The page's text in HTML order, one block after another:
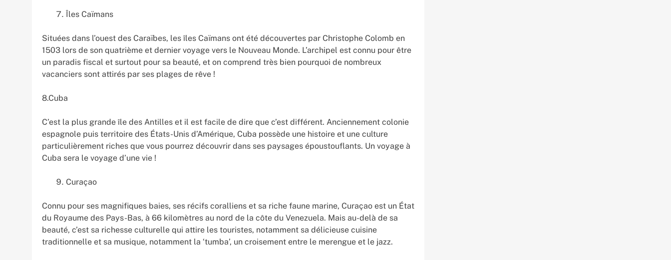
Îles Caïmans
Situées dans l’ouest des Caraïbes, les îles Caïmans ont été découvertes par Christophe Colomb en
1503 lors de son quatrième et dernier voyage vers le Nouveau Monde. L’archipel est connu pour être
un paradis fiscal et surtout pour sa beauté, et on comprend très bien pourquoi de nombreux
vacanciers sont attirés par ses plages de rêve !
8.Cuba
C’est la plus grande île des Antilles et il est facile de dire que c’est différent. Anciennement colonie
espagnole puis territoire des États-Unis d’Amérique, Cuba possède une histoire et une culture
particulièrement riches que vous pourrez découvrir dans ses paysages époustouflants. Un voyage à
Cuba sera le voyage d’une vie !
Curaçao
Connu pour ses magnifiques baies, ses récifs coralliens et sa riche faune marine, Curaçao est un État
du Royaume des Pays-Bas, à 66 kilomètres au nord de la côte du Venezuela. Mais au-delà de sa
beauté, c’est sa richesse culturelle qui attire les touristes, notamment sa délicieuse cuisine
traditionnelle et sa musique, notamment la ‘tumba’, un croisement entre le merengue et le jazz.